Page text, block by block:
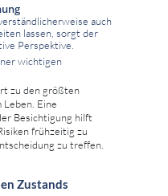
auch
lassen, sorgt der
Perspektive.
wichtigen
zu den größten
Eine
Besichtigung hilft
frühzeitig zu
zu treffen.
Zustands